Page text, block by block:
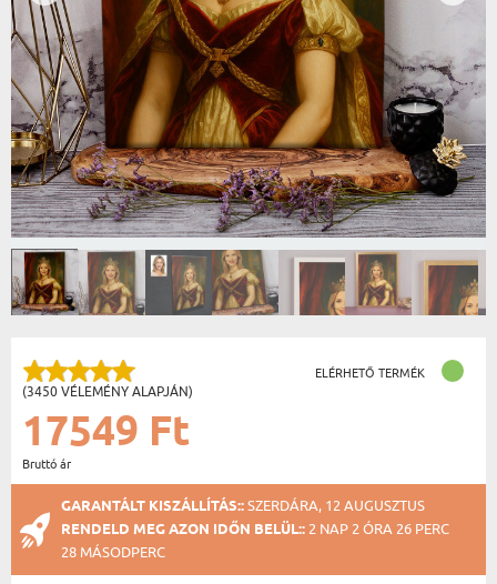
(3450 VÉLEMÉNY ALAPJÁN)
ELÉRHETŐ TERMÉK
17549 Ft
Bruttó ár
GARANTÁLT KISZÁLLÍTÁS::SZERDÁRA, 12 AUGUSZTUS
RENDELD MEG AZON IDŐN BELÜL:: 2 NAP 2 ÓRA 26 PERC
27 MÁSODPERC